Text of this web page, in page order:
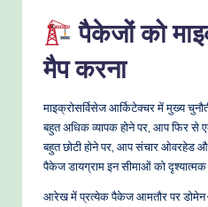
पैकेजों को
मैप करना
माइक्रोसर्विसेज आर्किटेक्चर में मुख्य
बहुत अधिक व्यापक होने पर, आप फिर से
बहुत छोटी होने पर, आप संचार ओवरहेड
पैकेज डायग्राम इन सीमाओं को
आरेख में प्रत्येक पैकेज आमतौर पर डोमेन-